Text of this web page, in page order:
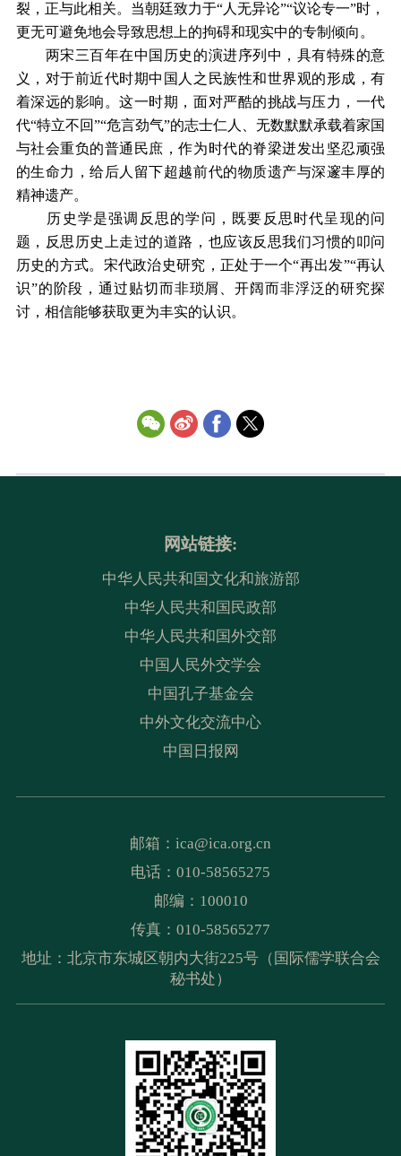
裂，正与此相关。当朝廷致力于“人无异论”“议论专一”时，
更无可避免地会导致思想上的拘碍和现实中的专制倾向。
两宋三百年在中国历史的演进序列中，具有特殊的意
义，对于前近代时期中国人之民族性和世界观的形成，有
着深远的影响。这一时期，面对严酷的挑战与压力，一代
代“特立不回”“危言劲气”的志士仁人、无数默默承载着家国
与社会重负的普通民庶，作为时代的脊梁迸发出坚忍顽强
的生命力，给后人留下超越前代的物质遗产与深邃丰厚的
精神遗产。
历史学是强调反思的学问，既要反思时代呈现的问
题，反思历史上走过的道路，也应该反思我们习惯的叩问
历史的方式。宋代政治史研究，正处于一个“再出发”“再认
识”的阶段，通过贴切而非琐屑、开阔而非浮泛的研究探
讨，相信能够获取更为丰实的认识。
网站链接:
中华人民共和国文化和旅游部
中华人民共和国民政部
中华人民共和国外交部
中国人民外交学会
中国孔子基金会
中外文化交流中心
中国日报网
邮箱： ica@ica.org.cn
电话：010-58565275
邮编：100010
传真：010-58565277
地址：北京市东城区朝内大街225号（国际儒学联合会
秘书处）